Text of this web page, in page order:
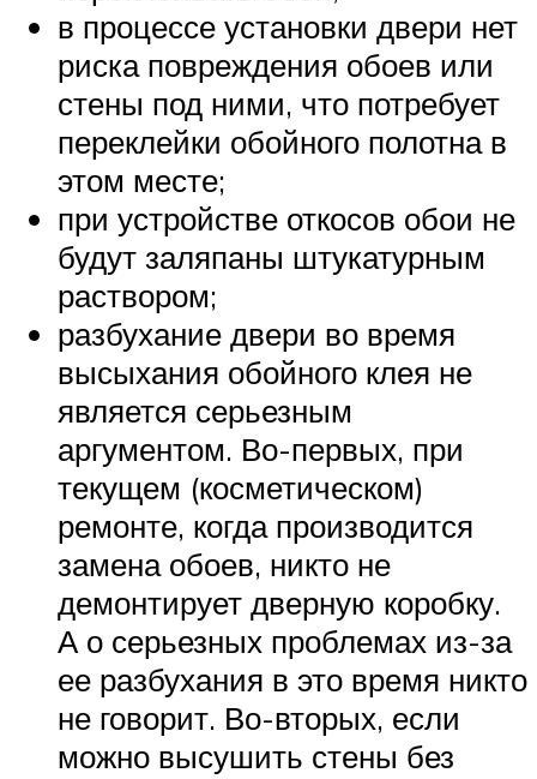
в процессе установки двери нет
риска повреждения обоев или
стены под ними, что потребует
переклейки обойного полотна в
этом месте;
при устройстве откосов обои не
будут заляпаны штукатурным
раствором;
разбухание двери во время
высыхания обойного клея не
является серьезным
аргументом. Во-первых, при
текущем (косметическом)
ремонте, когда производится
замена обоев, никто не
демонтирует дверную коробку.
А о серьезных проблемах из-за
ее разбухания в это время никто
не говорит. Во-вторых, если
можно высушить стены без